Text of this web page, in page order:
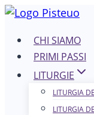
Salta
contenutoCHI SIAMO
PRIMI PASSI
LITURGIE
LITURGIA
LITURGIA